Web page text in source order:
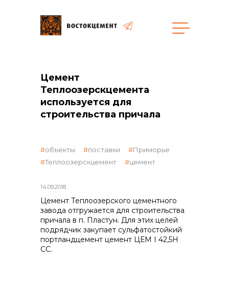
Объекты
общая информация
объявленные закупки
реализация неликвидов
контакты отдела закупок
Цемент
Теплоозерскцемента
используется для
строительства причала
14.09.2018
объекты поставки
Приморье
Теплоозерскцемент
цемент
Цемент Теплоозерского цементного
завода отгружается для строительства
причала в п. Пластун. Для этих целей
подрядчик закупает сульфатостойкий
портландцемент цемент ЦЕМ I 42,5Н
СС.